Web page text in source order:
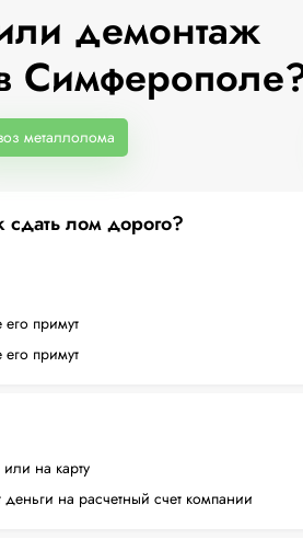
демонтаж
металлолома
сдать лом дорого?
примут
примут
на карту
на расчетный счет компании